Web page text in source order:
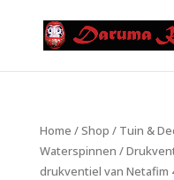
Home /Shop / Tuin &
Waterspinnen /
drukventiel van Netafim